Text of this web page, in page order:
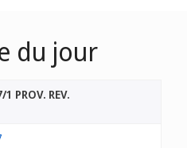
du jour
1 PROV. REV.